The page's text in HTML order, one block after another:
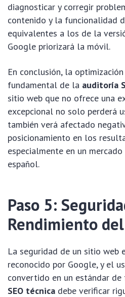
diagnosticar y corregir
contenido y la funcionalidad
equivalentes a los de la
Google priorizará la móvil.
En conclusión, la
fundamental de la auditoría
sitio web que no ofrece una
excepcional no solo perderá
también verá afectado
posicionamiento en los
especialmente en un
español.
Paso 5:
Rendimiento
La seguridad de un sitio web
reconocido por Google, y el
convertido en un estándar de
SEO técnica debe verificar